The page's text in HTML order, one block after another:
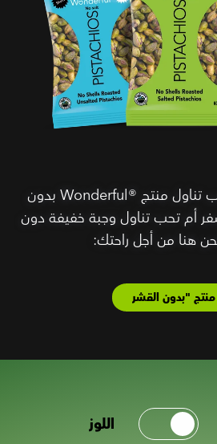
كم من السهل أن تحب تناول منتج Wonderful®‎ بدون
أم تحب تناول وجبة خفيفة دون
هنا من أجل راحتك:
"بدون القشر
اللوز